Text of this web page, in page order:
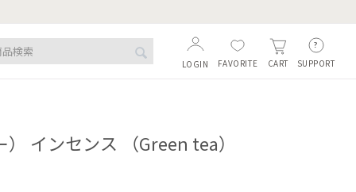
SUPPORT
CART
FAVORITE
LOGIN
） インセンス （Green tea）